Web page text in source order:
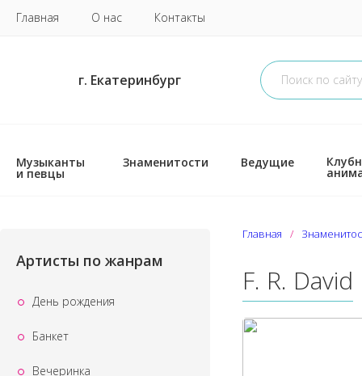
Главная О нас Контакты
г. Екатеринбург
Музыканты
и певцы
Знаменитости Ведущие
Артисты по жанрам
День рождения
Банкет
Вечеринка
Главная
F. R. David